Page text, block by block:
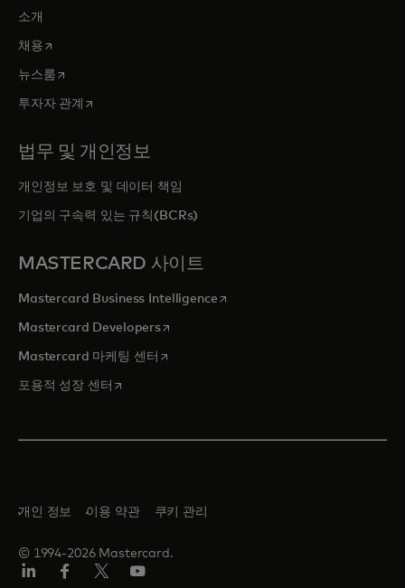
소개
채용새 탭에서 열림
뉴스룸새 탭에서 열림
투자자 관계 새 탭에서 열림
법무 및 개인정보
개인정보 보호 및 데이터 책임
기업의 구속력 있는 규칙(BCRs)
MASTERCARD 사이트
Mastercard Business Intelligence새 탭에서 열림
Mastercard Developers새 탭에서 열림
Mastercard 마케팅 센터 새 탭에서 열림
포용적 성장 센터 새 탭에서 열림
© 1994-2026 Mastercard.
개인 정보 이용 약관 쿠키 관리